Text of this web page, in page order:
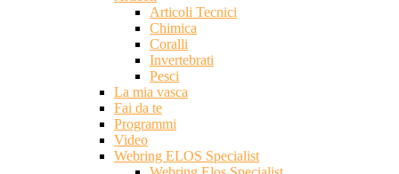
Articoli Tecnici
Chimica
Coralli
Invertebrati
Pesci
La mia vasca
Fai da te
Programmi
Video
Webring ELOS Specialist